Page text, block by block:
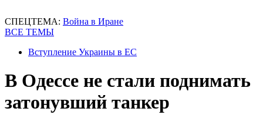
СПЕЦТЕМА: Война в Иране
ВСЕ ТЕМЫ
Вступление Украины в ЕС
В Одессе не стали поднимать
затонувший танкер